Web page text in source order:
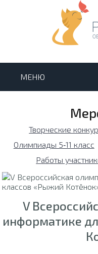
МЕНЮ
Творческие
Олимпиады 5‑11 класс
Работы
V
информатике